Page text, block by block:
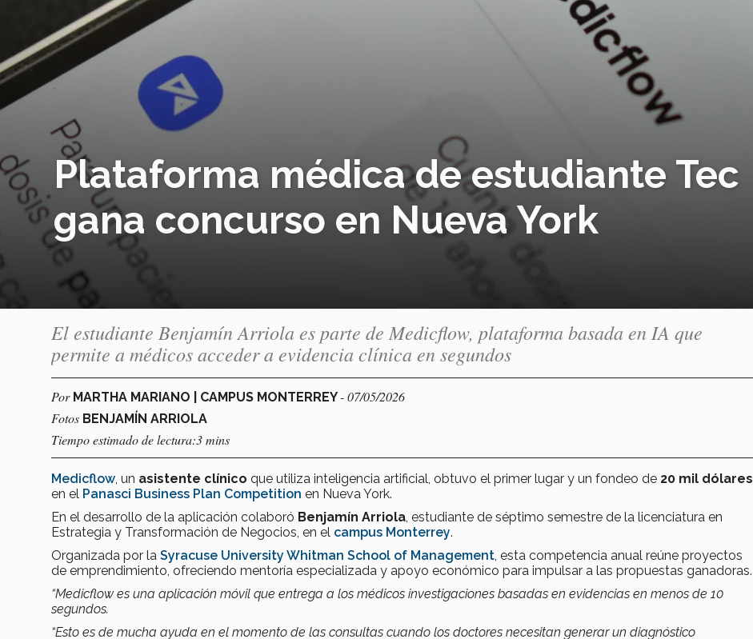
Plataforma médica de estudiante Tec
gana concurso en Nueva York
El estudiante Benjamín Arriola es parte de Medicflow, plataforma basada en IA que
permite a médicos acceder a evidencia clínica en segundos
Por MARTHA MARIANO | CAMPUS MONTERREY- 07/05/2026
Fotos BENJAMÍN ARRIOLA
Tiempo estimado de lectura:3 mins
Medicflow , un asistente clínico que utiliza inteligencia artificial, obtuvo el primer lugar y un fondeo de 20 mil dólares
en el Panasci Business Plan Competition en Nueva York.
En el desarrollo de la aplicación colaboró Benjamín Arriola , estudiante de séptimo semestre de la licenciatura en
Estrategia y Transformación de Negocios, en el campus Monterrey.
Organizada por la Syracuse University Whitman School of Management , esta competencia anual reúne proyectos
de emprendimiento, ofreciendo mentoría especializada y apoyo económico para impulsar a las propuestas ganadoras.
“Medicflow es una aplicación móvil que entrega a los médicos investigaciones basadas en evidencias en menos de 10
segundos.
“Esto es de mucha ayuda en el momento de las consultas cuando los doctores necesitan generar un diagnóstico